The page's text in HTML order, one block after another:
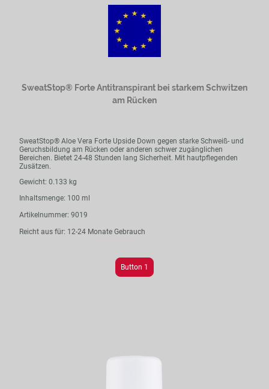
SweatStop® Forte Antitranspirant bei starkem Schwitzen
am Rücken
SweatStop® Aloe Vera Forte Upside Down gegen starke Schweiß- und
Geruchsbildung am Rücken oder anderen schwer zugänglichen
Bereichen. Bietet 24-48 Stunden lang Sicherheit. Mit hautpflegenden
Zusätzen.
Gewicht: 0.133 kg
Inhaltsmenge: 100 ml
Artikelnummer: 9019
Reicht aus für: 12-24 Monate Gebrauch
Button 1